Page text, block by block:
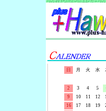
日 月 火 水
2
3 4 5
9
10 11 12
16
17 18 19